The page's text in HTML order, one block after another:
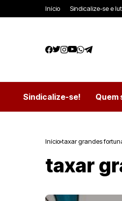
Início Sindicalize-se e
Sindicalize-se! Quem
Início taxar grandes
taxar